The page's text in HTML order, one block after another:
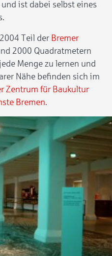
ist dabei selbst eines
Teil der Bremer
2000 Quadratmetern
Menge zu lernen und
Nähe befinden sich im
Zentrum für Baukultur
Bremen.